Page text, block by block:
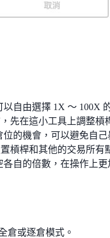
自由選擇 1X ～ 100X
先在這小工具上調整槓
的機會，可以避免自己
槓桿和其他的交易所有
自的倍數，在操作上更
倉或逐倉模式。